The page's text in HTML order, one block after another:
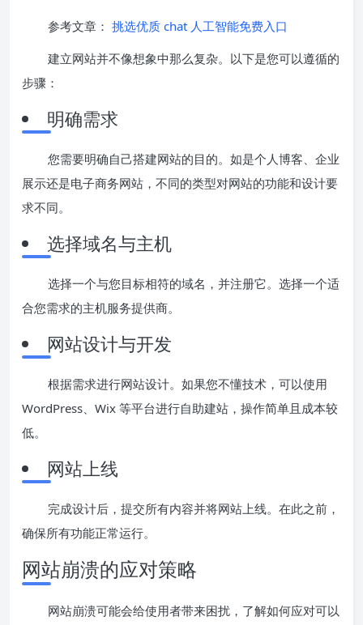
参考文章： 挑选优质 chat 人工智能免费入口
建立网站并不像想象中那么复杂。以下是您可以遵循的
步骤：
明确需求
您需要明确自己搭建网站的目的。如是个人博客、企业
展示还是电子商务网站，不同的类型对网站的功能和设计要
求不同。
选择域名与主机
选择一个与您目标相符的域名，并注册它。选择一个适
合您需求的主机服务提供商。
网站设计与开发
根据需求进行网站设计。如果您不懂技术，可以使用
WordPress、Wix 等平台进行自助建站，操作简单且成本较
低。
网站上线
完成设计后，提交所有内容并将网站上线。在此之前，
确保所有功能正常运行。
网站崩溃的应对策略
网站崩溃可能会给使用者带来困扰，了解如何应对可以